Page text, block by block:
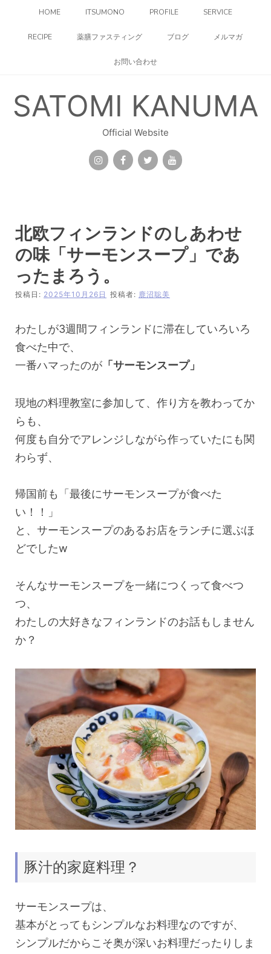
HOME ITSUMONO PROFILE SERVICE
RECIPE 薬膳ファスティング ブログ メルマガ
お問い合わせ
SATOMI KANUMA
Official Website
北欧フィンランドのしあわせ
の味「サーモンスープ」であ
ったまろう。
投稿日: 2025年10月26日 投稿者: 鹿沼聡美
わたしが3週間フィンランドに滞在していろいろ
食べた中で、
一番ハマったのが 「サーモンスープ」
現地の料理教室に参加して、作り方を教わってか
らも、
何度も自分でアレンジしながら作っていたにも関
わらず、
帰国前も「最後にサーモンスープが食べた
い！！」
と、サーモンスープのあるお店をランチに選ぶほ
どでしたw
そんなサーモンスープを一緒につくって食べつ
つ、
わたしの大好きなフィンランドのお話もしません
か？
豚汁的家庭料理？
サーモンスープは、
基本がとってもシンプルなお料理なのですが、
シンプルだからこそ奥が深いお料理だったりしま